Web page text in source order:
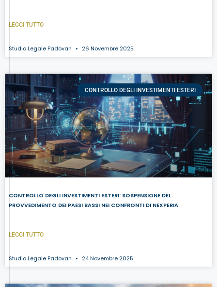
LEGGI TUTTO
Studio Legale Padovan 26 Novembre 2025
CONTROLLO DEGLI INVESTIMENTI ESTERI
CONTROLLO DEGLI INVESTIMENTI ESTERI: SOSPENSIONE DEL
PROVVEDIMENTO DEI PAESI BASSI NEI CONFRONTI DI NEXPERIA
LEGGI TUTTO
Studio Legale Padovan 24 Novembre 2025